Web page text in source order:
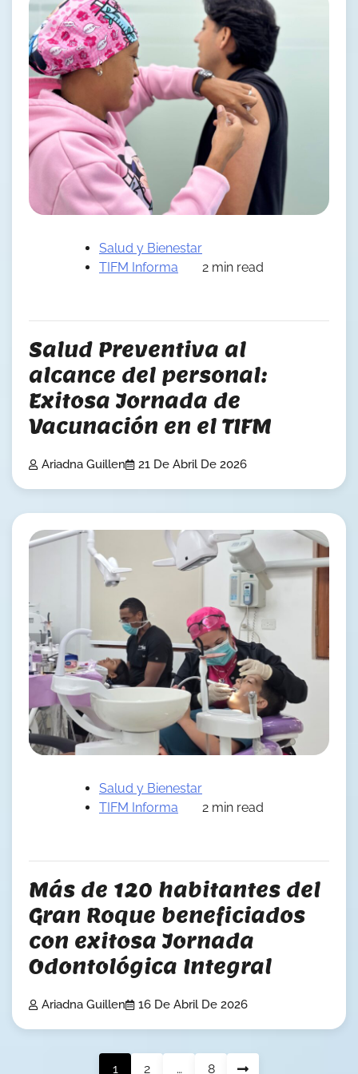
Salud y Bienestar
TIFM Informa
2 min read
Salud Preventiva al
alcance del personal:
Exitosa Jornada de
Vacunación en el TIFM
Ariadna Guillen 21 De Abril De 2026
Salud y Bienestar
TIFM Informa
2 min read
Más de 120 habitantes del
Gran Roque beneficiados
con exitosa Jornada
Odontológica Integral
Ariadna Guillen 16 De Abril De 2026
1 2 … 8